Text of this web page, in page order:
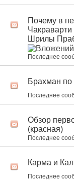
Почему в
Шрилы
Последнее
Брахман по
Последнее
Обзор
(красная)
Последнее
Карма и
Последнее